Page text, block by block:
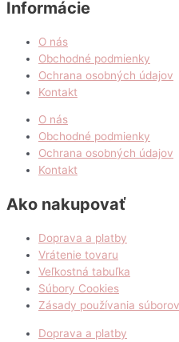
Informácie
O nás
Obchodné podmienky
Ochrana osobných údajov
Kontakt
O nás
Obchodné podmienky
Ochrana osobných údajov
Kontakt
Ako nakupovať
Doprava a platby
Vrátenie tovaru
Veľkostná tabuľka
Súbory Cookies
Zásady používania
Doprava a platby